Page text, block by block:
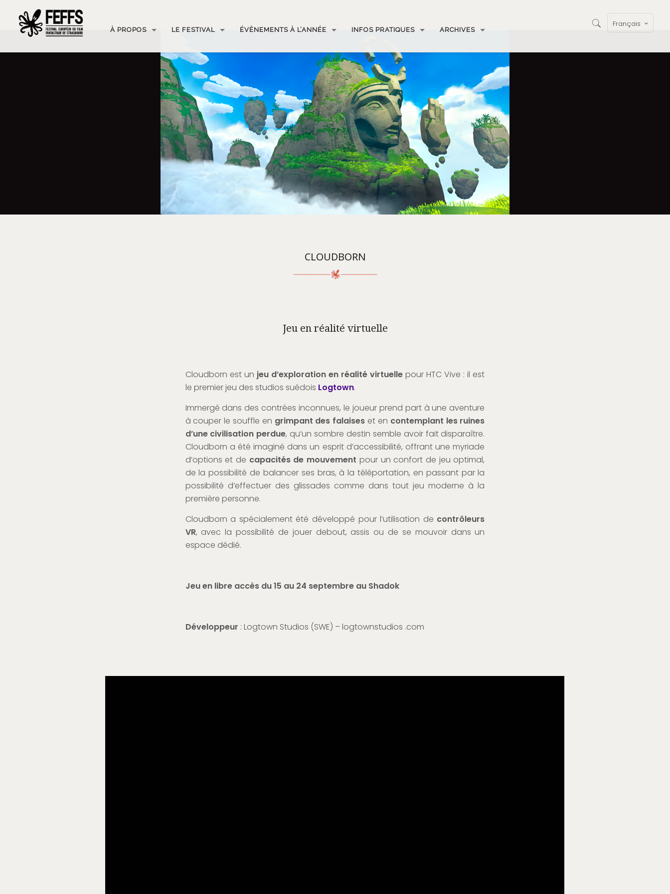
À PROPOS LE FESTIVAL ÉVÈNEMENTS À L’ANNÉE INFOS PRATIQUES ARCHIVES
Français
CLOUDBORN
Jeu en réalité virtuelle
Cloudborn est un jeu d’exploration en réalité virtuelle pour HTC Vive : il est
le premier jeu des studios suédois Logtown.
Immergé dans des contrées inconnues, le joueur prend part à une aventure
à couper le souffle en grimpant des falaises et en contemplant les ruines
d’une civilisation perdue, qu’un sombre destin semble avoir fait disparaître.
Cloudborn a été imaginé dans un esprit d’accessibilité, offrant une myriade
d’options et de capacités de mouvement pour un confort de jeu optimal,
de la possibilité de balancer ses bras, à la téléportation, en passant par la
possibilité d’effectuer des glissades comme dans tout jeu moderne à la
première personne.
Cloudborn a spécialement été développé pour l’utilisation de contrôleurs
VR, avec la possibilité de jouer debout, assis ou de se mouvoir dans un
espace dédié.
Jeu en libre accès du 15 au 24 septembre au Shadok
Développeur : Logtown Studios (SWE) – logtownstudios .com